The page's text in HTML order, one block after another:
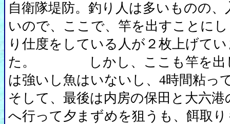
自衛隊堤防。釣り人は多いものの
いので、ここで、竿を出すことに
り仕度をしている人が２枚上げて
た。 しかし、ここも竿を出し
は強いし魚はいないし、4時間粘
そして、最後は内房の保田と大六
へ行って夕まずめを狙うも、餌取